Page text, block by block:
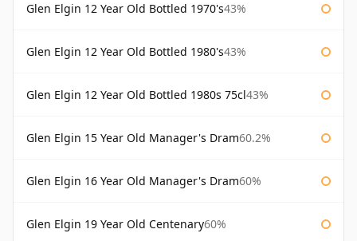
Glen Elgin 12 Year Old Bottled 1970's43%
Glen Elgin 12 Year Old Bottled 1980's43%
Glen Elgin 12 Year Old Bottled 1980s 75cl43%
Glen Elgin 15 Year Old Manager's Dram60.2%
Glen Elgin 16 Year Old Manager's Dram60%
Glen Elgin 19 Year Old Centenary60%